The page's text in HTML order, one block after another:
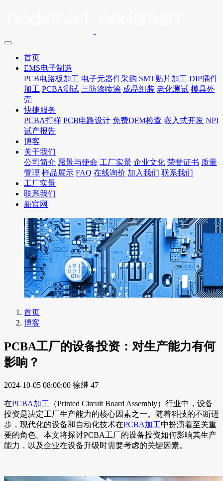
首页
EMS电子制造
PCB电路板加工 电子元器件采购 SMT贴片加工 DIP插件
加工 PCBA测试 三防漆喷涂 成品组装 老化测试 模具外
壳
快捷服务
PCBA打样 PCB电路设计 免费DFM检查 嵌入式开发 NPI
试产报告
博客
关于我们
公司简介 愿景与使命 工厂实景 企业文化 荣誉证书 质量
管理 样品展示 FAQ 在线询价 加入我们 联系我们
工厂实景
联系我们
新官网
首页
博客
PCBA工厂的设备投资：对生产能力有何
影响？
2024-10-05 08:00:00 徐继 47
在PCBA加工 （Printed Circuit Board Assembly）行业中，设备
投资是决定工厂生产能力的核心因素之一。随着科技的不断进
步，现代化的设备和自动化技术在PCBA加工中扮演着至关重
要的角色。本文将探讨PCBA工厂的设备投资如何影响其生产
能力，以及企业在设备升级时需要考虑的关键因素。